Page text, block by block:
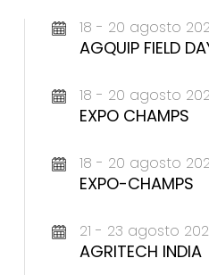
18 - 20 agosto
AGQUIP FIELD
18 - 20 agosto
EXPO CHAMPS
18 - 20 agosto
EXPO-CHAMPS
21 - 23 agosto
AGRITECH INDIA